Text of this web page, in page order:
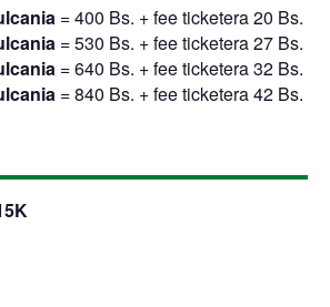
= 400 Bs. + fee ticketera 20 Bs.
= 530 Bs. + fee ticketera 27 Bs.
= 640 Bs. + fee ticketera 32 Bs.
= 840 Bs. + fee ticketera 42 Bs.